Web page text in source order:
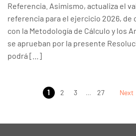
Referencia. Asimismo, actualiza el
referencia para el ejercicio 2026, de
con la Metodología de Cálculo y los
se aprueban por la presente
podrá […]
1 2 3 … 27 Next